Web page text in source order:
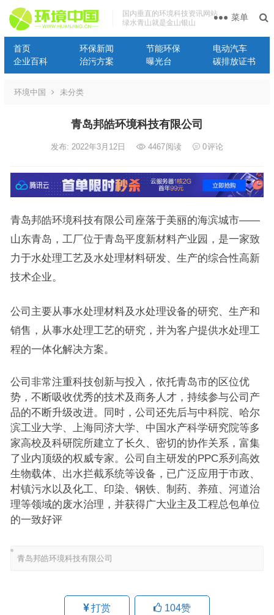
国内垂直的环境科技资讯网站
绿水青山就是金山银山
首页 环保新闻 节能环保
电动汽车
企业百科
治污方案 曝光台 碳排放证书
菜单
环境中国 未分类
青岛邦皓环境科技有限公司
发布: 2022年3月12日 4467阅读 0评论
青岛邦皓环境科技有限公司座落于美丽的海滨城市——
山东青岛，工厂位于青岛平度新材料产业园，是一家致
力于水处理工艺及水处理材料研发、生产的综合性高新
技术企业。
公司主要从事水处理材料及水处理设备的研究、生产和
销售，从事水处理工艺的研究，并为客户提供水处理工
程的一体化解决方案。
公司非常注重科技创新与投入，依托青岛市的区位优
势，不断吸收优秀的技术及商务人才，持续参与公司产
品的不断升级改进。同时，公司还先后与中科院、哈尔
滨工业大学、上海同济大学、中国水产科学研究院等多
家高校及科研院所建立了长久、密切的协作关系，富集
了业内顶级的权威专家。公司自主研发的PPC系列高效
生物载体、出水拦截系统等设备，已广泛应用于市政、
村镇污水以及化工、印染、钢铁、制药、养殖、河道治
理等领域的废水治理，并获得广大业主及工程总包单位
的一致好评
青岛邦皓环境科技有限公司
打赏 104赞